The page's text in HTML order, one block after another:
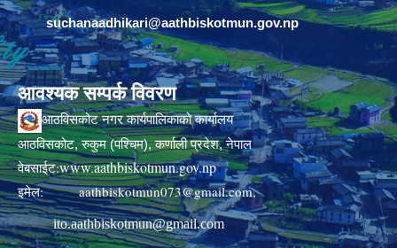
suchanaadhikari@aathbiskotmun.gov.np
आवश्यक सम्पर्क विवरण
आठविसकोट नगर कार्यपालिकाको कार्यालय
आठविसकोट, रुकुम (पश्चिम), कर्णाली प्रदेश, नेपाल
वेबसाईट:www.aathbiskotmun.gov.np
इमेल:aathbiskotmun073@gmail.com,
ito.aathbiskotmun@gmail.com